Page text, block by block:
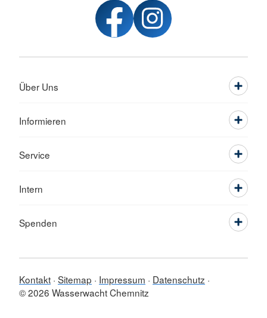
Über Uns
Informieren
Service
Intern
Spenden
Kontakt Sitemap Impressum
Datenschutz
© 2026 Wasserwacht Chemnitz